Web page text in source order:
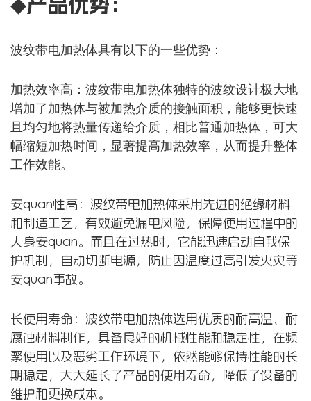
波纹带电加热体具有以下的一些优势：
加热效率高：波纹带电加热体独特的波纹设计极大地
增加了加热体与被加热介质的接触面积，能够更快速
且均匀地将热量传递给介质，相比普通加热体，可大
幅缩短加热时间，显著提高加热效率，从而提升整体
工作效能。
安quan性高：波纹带电加热体采用先进的绝缘材料
和制造工艺，有效避免漏电风险，保障使用过程中的
人身安quan。而且在过热时，它能迅速启动自我保
护机制，自动切断电源，防止因温度过高引发火灾等
安quan事故。
长使用寿命：波纹带电加热体选用优质的耐高温、耐
腐蚀材料制作，具备良好的机械性能和稳定性，在频
繁使用以及恶劣工作环境下，依然能够保持性能的长
期稳定，大大延长了产品的使用寿命，降低了设备的
维护和更换成本。